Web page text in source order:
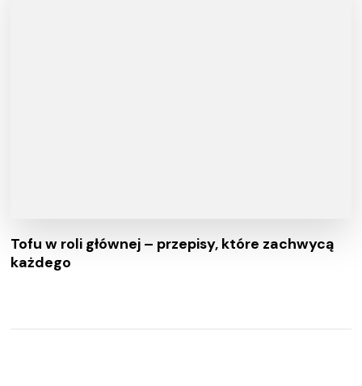
Tofu w roli głównej – przepisy, które zachwycą
każdego